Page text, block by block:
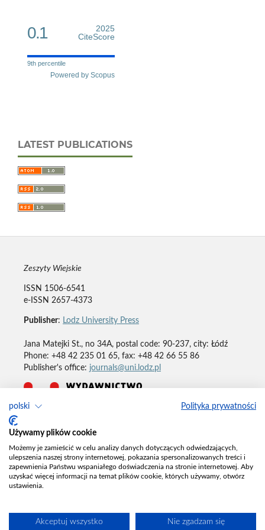
polski Polityka prywatności
Używamy plików cookie
Możemy je zamieścić w celu analizy danych dotyczących odwiedzających,
ulepszenia naszej strony internetowej, pokazania spersonalizowanych treści i
zapewnienia Państwu wspaniałego doświadczenia na stronie internetowej. Aby
uzyskać więcej informacji na temat plików cookie, których używamy, otwórz
ustawienia.
Akceptuj wszystko Nie zgadzam się
0.1
2025
CiteScore
9th percentile
Powered by Scopus
LATEST PUBLICATIONS
Zeszyty Wiejskie
ISSN 1506-6541
e-ISSN 2657-4373
Publisher: Lodz University Press
Jana Matejki St., no 34A, postal code: 90-237, city: Łódź
Phone: +48 42 235 01 65, fax: +48 42 66 55 86
Publisher's office: journals@uni.lodz.pl
Deklaracja dostępności